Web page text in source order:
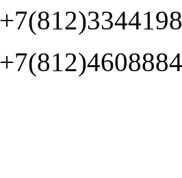
+7(812)3344198
+7(812)4608884